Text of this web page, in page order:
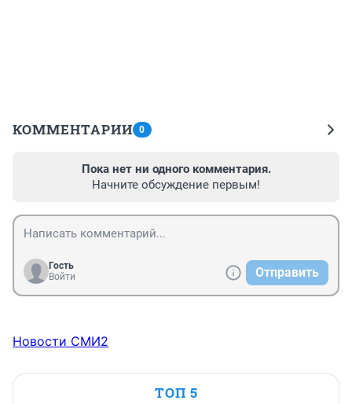
КОММЕНТАРИИ 0
Пока нет ни одного комментария.
Начните обсуждение первым!
Гость
Войти
Отправить
Новости СМИ2
ТОП 5